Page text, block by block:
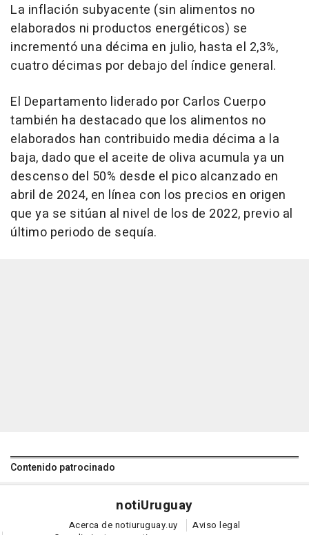
La inflación subyacente (sin alimentos no
elaborados ni productos energéticos) se
incrementó una décima en julio, hasta el 2,3%,
cuatro décimas por debajo del índice general.
El Departamento liderado por Carlos Cuerpo
también ha destacado que los alimentos no
elaborados han contribuido media décima a la
baja, dado que el aceite de oliva acumula ya un
descenso del 50% desde el pico alcanzado en
abril de 2024, en línea con los precios en origen
que ya se sitúan al nivel de los de 2022, previo al
último periodo de sequía.
Contenido patrocinado
notiUruguay
Acerca de notiuruguay.uy
Aviso legal